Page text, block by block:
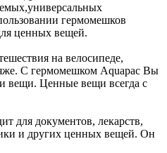
гермомешков
ценных вещей.
на велосипеде,
С гермомешком Aquapac Вы
вещи. Ценные вещи всегда с
для документов, лекарств,
и других ценных вещей. Он